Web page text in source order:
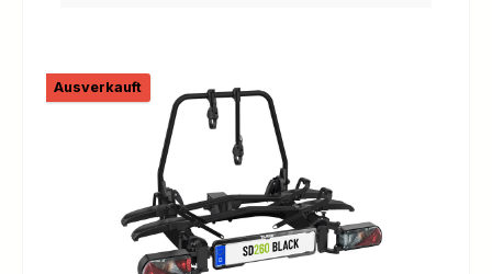
Ausverkauft